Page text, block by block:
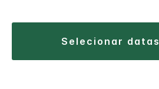
selecionar datas